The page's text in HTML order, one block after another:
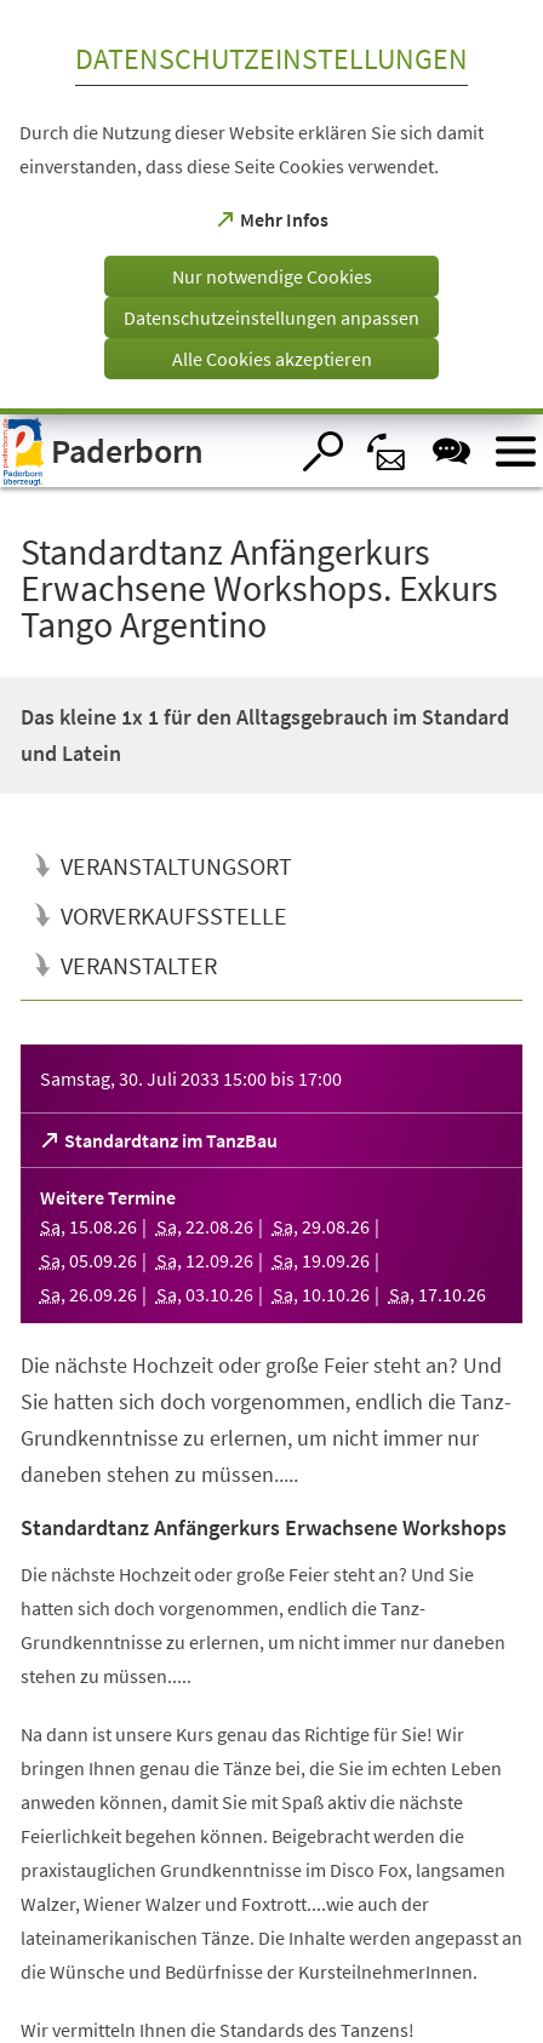
Visuelle
Assistenzsoftware
öffnen.
DATENSCHUTZEINSTELLUNGEN
Durch die Nutzung dieser Website erklären Sie sich damit
einverstanden, dass diese Seite Cookies verwendet.
Mehr Infos
(Öffnet
einem
Tab)
Nur notwendige Cookies
Datenschutzeinstellungen anpassen
Alle Cookies akzeptieren
Paderborn
Standardtanz Anfängerkurs
Erwachsene Workshops. Exkurs
Tango Argentino
Das kleine 1x 1 für den Alltagsgebrauch im Standard
und Latein
VERANSTALTUNGSORT
VORVERKAUFSSTELLE
VERANSTALTER
Samstag, 30. Juli 2033 15:00 bis 17:00
Standardtanz im TanzBau
(Öffnet
in
einem
neuen
Tab)
Weitere Termine
Sa, 15.08.26 Sa, 22.08.26 Sa, 29.08.26
Sa, 05.09.26 Sa, 12.09.26 Sa, 19.09.26
Sa, 26.09.26 Sa, 03.10.26 Sa, 10.10.26 Sa, 17.10.26
Die nächste Hochzeit oder große Feier steht an? Und
Sie hatten sich doch vorgenommen, endlich die Tanz-
Grundkenntnisse zu erlernen, um nicht immer nur
daneben stehen zu müssen.....
Standardtanz Anfängerkurs Erwachsene Workshops
Die nächste Hochzeit oder große Feier steht an? Und Sie
hatten sich doch vorgenommen, endlich die Tanz-
Grundkenntnisse zu erlernen, um nicht immer nur daneben
stehen zu müssen.....
Na dann ist unsere Kurs genau das Richtige für Sie! Wir
bringen Ihnen genau die Tänze bei, die Sie im echten Leben
anweden können, damit Sie mit Spaß aktiv die nächste
Feierlichkeit begehen können. Beigebracht werden die
praxistauglichen Grundkenntnisse im Disco Fox, langsamen
Walzer, Wiener Walzer und Foxtrott....wie auch der
lateinamerikanischen Tänze. Die Inhalte werden angepasst an
die Wünsche und Bedürfnisse der KursteilnehmerInnen.
Wir vermitteln Ihnen die Standards des Tanzens!